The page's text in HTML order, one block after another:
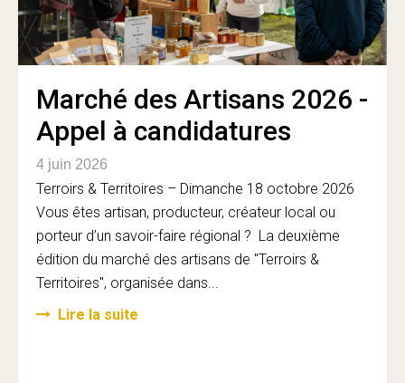
Marché des Artisans 2026 -
Appel à candidatures
4 juin 2026
Terroirs & Territoires – Dimanche 18 octobre 2026
Vous êtes artisan, producteur, créateur local ou
porteur d’un savoir-faire régional ? La deuxième
édition du marché des artisans de "Terroirs &
Territoires", organisée dans...
Lire la suite